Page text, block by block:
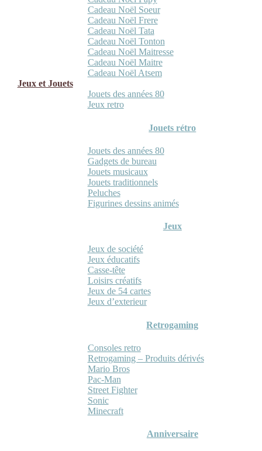
Cadeau Noël Soeur
Cadeau Noël Frere
Cadeau Noël Tata
Cadeau Noël Tonton
Cadeau Noël Maitresse
Cadeau Noël Maitre
Cadeau Noël Atsem
Jeux et Jouets
Jouets des années 80
Jeux retro
Jouets rétro
Jouets des années 80
Gadgets de bureau
Jouets musicaux
Jouets traditionnels
Peluches
Figurines dessins animés
Jeux
Jeux de société
Jeux éducatifs
Casse-tête
Loisirs créatifs
Jeux de 54 cartes
Jeux d’exterieur
Retrogaming
Consoles retro
Retrogaming – Produits dérivés
Mario Bros
Pac-Man
Street Fighter
Sonic
Minecraft
Anniversaire